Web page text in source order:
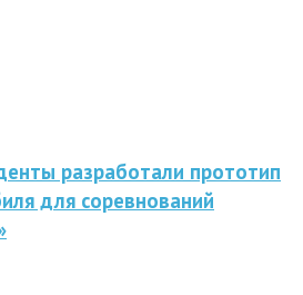
разработали прототип
для соревнований